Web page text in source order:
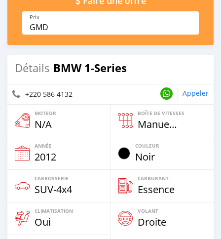
Prix
GMD
Détails BMW 1-Series
+220 586 4132 Appeler
MOTEUR
N/A
BOÎTE DE VITESSES
Manuelle
ANNÉE
2012
COULEUR
Noir
CARROSSERIE
SUV‒4x4
CARBURANT
Essence
CLIMATISATION
Oui
VOLANT
Droite